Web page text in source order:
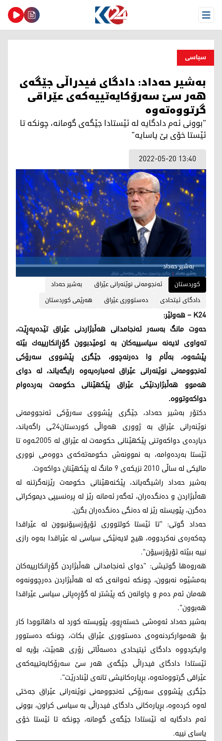
Open Menu
سیاسی
به‌شیر حه‌داد: دادگای فیدراڵی جێگه‌ی
هه‌ر سێ سه‌رۆكایه‌تییه‌كه‌ی عێراقی
گرتووه‌ته‌وه‌
"بوونی ئه‌م دادگایه‌ له‌ ئێستادا جێگه‌ی گومانه‌، چونكه‌ تا
ئێستا خۆی بێ یاسایه‌"
2022-05-20 13:40
به‌شیر حه‌داد
کوردستان
ئه‌نجومه‌نی نوێنه‌رانی عێراق
به‌شیر حه‌داد
دادگای ئیتحادی
ده‌ستووری عێراق هه‌رێمی كوردستان
K24 – هه‌ولێر:
حه‌وت مانگ به‌سه‌ر ئه‌نجامدانی هه‌ڵبژاردنی عێراق تێده‌په‌ڕێت،
ته‌واوی لایه‌نه‌ سیاسییه‌كان به‌ ئومێدبوون گۆڕانكارییه‌ك بێته‌
پێشه‌وه‌، به‌ڵام وا ده‌رنه‌چوو، جێگری پێشووی سه‌رۆكی
ئه‌نجوومه‌نی نوێنه‌رانی عێراق له‌مباره‌یه‌وه‌ رایگه‌یاند، له‌ دوای
هه‌موو هه‌ڵبژاردنێكی عێراق پێكهێنانی حكومه‌ت به‌رده‌وام
دواكه‌وتووه‌.
دكتۆر به‌شیر حه‌داد، جێگری پێشووی سه‌رۆكی ئه‌نجوومه‌نی
نوێنه‌رانی عێراق به‌ ژووری هه‌واڵی كوردستان24ـی راگه‌یاند،
دیارده‌ی دواكه‌وتنی پێكهێنانی حكومه‌ت له‌ عێراق له‌ 2005ـه‌وه‌ تا
ئێستا به‌رده‌وامه‌، به‌ نموونه‌ش حكومه‌ته‌كه‌ی دووه‌می نووری
مالیكی له‌ ساڵی 2010 نزیكه‌ی 9 مانگ له‌ پێكهێنان دواكه‌وت.
به‌شیر حه‌داد راشیگه‌یاند، پێكنه‌هێنانی حكومه‌ت رێزنه‌گرتنه‌ له‌
هه‌ڵبژاردن و ده‌نگده‌ران، ئه‌گه‌ر ئه‌مانه‌ رێز له‌ پره‌نسیپی دیموكراتی
ده‌گرن، پێویسته‌ رێز له‌ ده‌نگی ده‌نگده‌ران بگرن.
حه‌داد گوتی: "تا ئێستا كولتووری ئۆپۆزسیۆنبوون له‌ عێراقدا
چه‌كه‌ره‌ی نه‌كردووه‌، هیچ لایه‌نێكی سیاسی له‌ عێراقدا به‌وه‌ رازی
نییه‌ ببێته‌ ئۆپۆزسیۆن".
هه‌روه‌ها گوتیشی: "دوای ئه‌نجامدانی هه‌ڵبژاردن گۆڕانكارییه‌كان
به‌مشێوه‌ نه‌بوون، چونكه‌ ئه‌وانه‌ی كه‌ له‌ هه‌ڵبژاردن ده‌رچوونه‌وه‌
هه‌مان ئه‌م ده‌م و چاوانه‌ن كه‌ پێشتر له‌ گۆڕه‌پانی سیاسی عێراقدا
هه‌بوون".
به‌شیر حه‌داد ئه‌وه‌شی خسته‌ڕوو، پێویسته‌ كورد له‌ داهاتوودا كار
بۆ هه‌مواركردنه‌وه‌ی ده‌ستووری عێراق بكات، چونكه‌ ده‌ستوور
وایكردووه‌ دادگای ئیتیحادی ده‌سه‌ڵاتی زۆری هه‌بێت، بۆیه‌ له‌
ئێستادا دادگای فیدراڵی جێگه‌ی هه‌ر سێ سه‌رۆكایه‌تییه‌كه‌ی
عێراقی گرتووه‌ته‌وه‌، بڕیاره‌كانیشی تانه‌ی لێنادرێت".
جێگری پێشووی سه‌رۆكی ئه‌نجوومه‌نی نوێنه‌رانی عێراق جه‌ختی
له‌وه‌ كرده‌وه‌، بڕیاره‌كانی دادگای فیدراڵی به‌ سیاسی كراون، بوونی
ئه‌م دادگایه‌ له‌ ئێستادا جێگه‌ی گومانه‌، چونكه‌ تا ئێستا خۆی
یاسای نییه‌.